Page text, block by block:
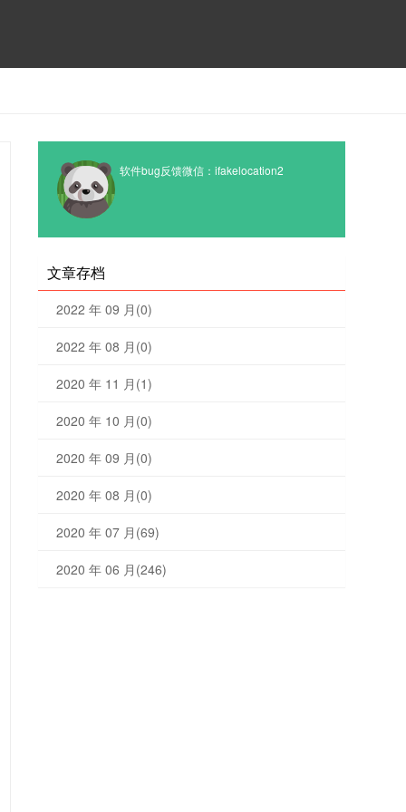
软件bug反馈微信：ifakelocation2
文章存档
2022 年 09 月(0)
2022 年 08 月(0)
2020 年 11 月(1)
2020 年 10 月(0)
2020 年 09 月(0)
2020 年 08 月(0)
2020 年 07 月(69)
2020 年 06 月(246)